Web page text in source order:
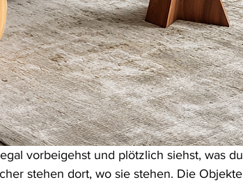
vorbeigehst und plötzlich siehst, was du
stehen dort, wo sie stehen. Die Objekte